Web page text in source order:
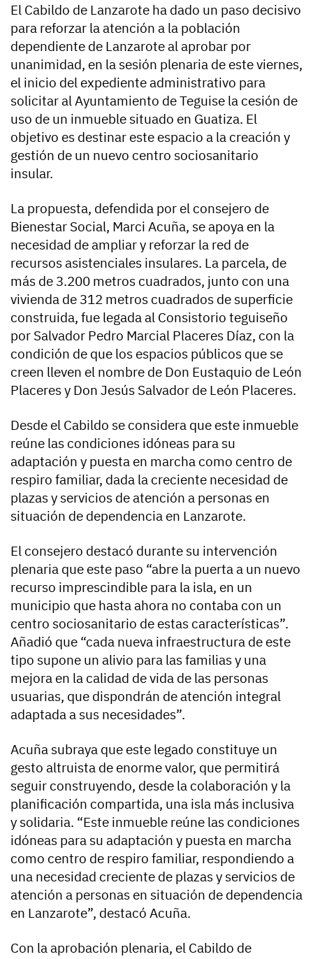
El Cabildo de Lanzarote ha dado un paso decisivo
para reforzar la atención a la población
dependiente de Lanzarote al aprobar por
unanimidad, en la sesión plenaria de este viernes,
el inicio del expediente administrativo para
solicitar al Ayuntamiento de Teguise la cesión de
uso de un inmueble situado en Guatiza. El
objetivo es destinar este espacio a la creación y
gestión de un nuevo centro sociosanitario
insular.
La propuesta, defendida por el consejero de
Bienestar Social, Marci Acuña, se apoya en la
necesidad de ampliar y reforzar la red de
recursos asistenciales insulares. La parcela, de
más de 3.200 metros cuadrados, junto con una
vivienda de 312 metros cuadrados de superficie
construida, fue legada al Consistorio teguiseño
por Salvador Pedro Marcial Placeres Díaz, con la
condición de que los espacios públicos que se
creen lleven el nombre de Don Eustaquio de León
Placeres y Don Jesús Salvador de León Placeres.
Desde el Cabildo se considera que este inmueble
reúne las condiciones idóneas para su
adaptación y puesta en marcha como centro de
respiro familiar, dada la creciente necesidad de
plazas y servicios de atención a personas en
situación de dependencia en Lanzarote.
El consejero destacó durante su intervención
plenaria que este paso “abre la puerta a un nuevo
recurso imprescindible para la isla, en un
municipio que hasta ahora no contaba con un
centro sociosanitario de estas características”.
Añadió que “cada nueva infraestructura de este
tipo supone un alivio para las familias y una
mejora en la calidad de vida de las personas
usuarias, que dispondrán de atención integral
adaptada a sus necesidades”.
Acuña subraya que este legado constituye un
gesto altruista de enorme valor, que permitirá
seguir construyendo, desde la colaboración y la
planificación compartida, una isla más inclusiva
y solidaria. “Este inmueble reúne las condiciones
idóneas para su adaptación y puesta en marcha
como centro de respiro familiar, respondiendo a
una necesidad creciente de plazas y servicios de
atención a personas en situación de dependencia
en Lanzarote”, destacó Acuña.
Con la aprobación plenaria, el Cabildo de